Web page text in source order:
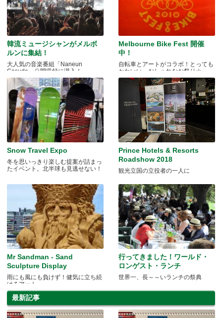
韓流ミュージシャンがメルボ
ルンに集結！
大人気の音楽番組「Naneun
Gasuda」公開収録に潜入！
Melbourne Bike Fest 開催
中！
自転車とアートがコラボ！とっても
かわいい、おしゃれなお祭り☆
Snow Travel Expo
冬を思いっきり楽しむ提案が詰まっ
たイベント。北半球も見逃せない！
Prince Hotels & Resorts
Roadshow 2018
観光立国の立役者の一人に
Mr Sandman - Sand
Sculpture Display
雨にも風にも負けず！健気に立ち続
けるアート
行ってきました！ワールド・
ロンゲスト・ランチ
世界一、長～～いランチの祭典
最新記事